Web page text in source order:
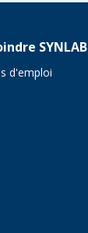
SYNLAB
d'emploi